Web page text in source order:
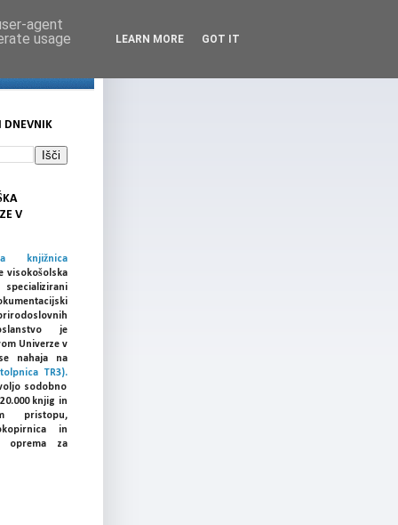
DNEVNIK
V
knjižnica
visokošolska
je
Univerze v
nahaja na
TR3).
sodobno
knjig in
pristopu,
in
oprema za
agent
usage
LEARN MORE GOT IT